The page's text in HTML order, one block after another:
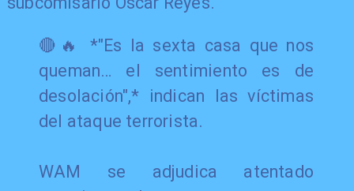
🔴🔥 *"Es la sexta casa que nos
queman… el sentimiento es de
desolación",* indican las víctimas
del ataque terrorista.
WAM se adjudica atentado